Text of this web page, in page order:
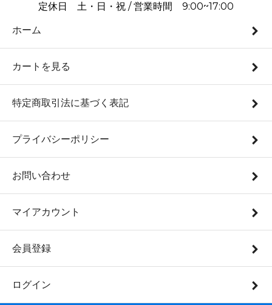
定休日 土・日・祝 / 営業時間 9:00~17:00
ホーム
カートを見る
特定商取引法に基づく表記
プライバシーポリシー
お問い合わせ
マイアカウント
会員登録
ログイン